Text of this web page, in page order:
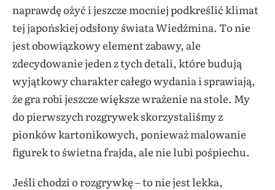
naprawdę ożyć i jeszcze mocniej podkreślić klimat
tej japońskiej odsłony świata Wiedźmina. To nie
jest obowiązkowy element zabawy, ale
zdecydowanie jeden z tych detali, które budują
wyjątkowy charakter całego wydania i sprawiają,
że gra robi jeszcze większe wrażenie na stole. My
do pierwszych rozgrywek skorzystaliśmy z
pionków kartonikowych, ponieważ malowanie
figurek to świetna frajda, ale nie lubi pośpiechu.
Jeśli chodzi o rozgrywkę – to nie jest lekka,